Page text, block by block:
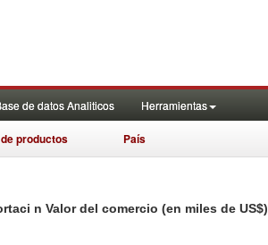
de datos Analiticos Herramientas
productos País
n Valor del comercio (en miles de US$)